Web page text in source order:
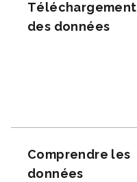
Téléchargement
des données
Comprendre les
données